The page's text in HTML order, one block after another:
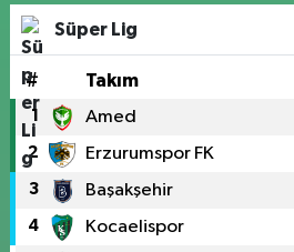
Süper Lig
# Takım
1 Amed
2 Erzurumspor FK
3 Başakşehir
4 Kocaelispor